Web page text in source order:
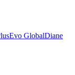
Evo GlobalDiane